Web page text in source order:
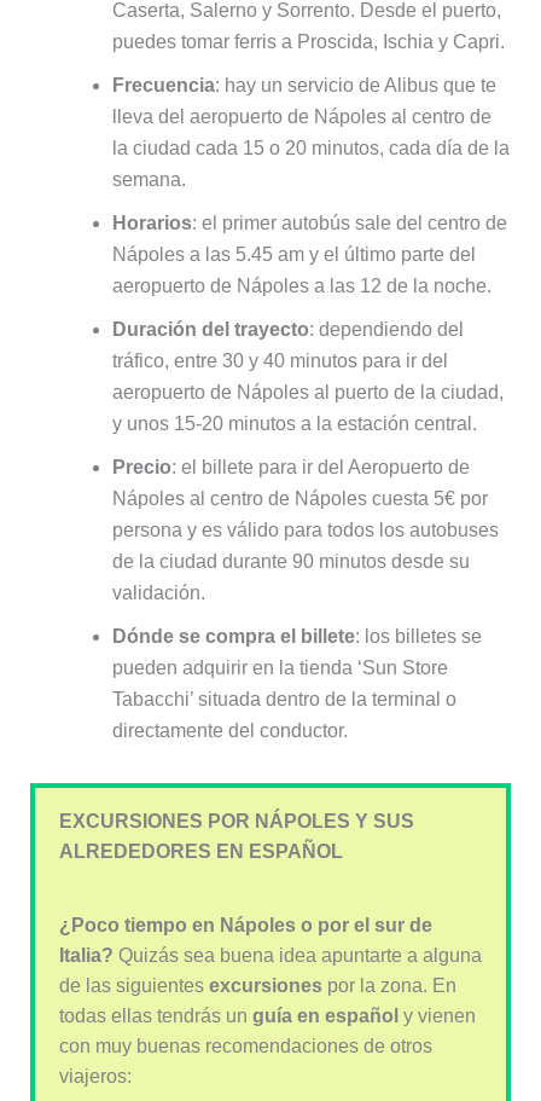
Caserta, Salerno y Sorrento. Desde el puerto,
puedes tomar ferris a Proscida, Ischia y Capri.
Frecuencia: hay un servicio de Alibus que te
lleva del aeropuerto de Nápoles al centro de
la ciudad cada 15 o 20 minutos, cada día de la
semana.
Horarios: el primer autobús sale del centro de
Nápoles a las 5.45 am y el último parte del
aeropuerto de Nápoles a las 12 de la noche.
Duración del trayecto: dependiendo del
tráfico, entre 30 y 40 minutos para ir del
aeropuerto de Nápoles al puerto de la ciudad,
y unos 15-20 minutos a la estación central.
Precio: el billete para ir del Aeropuerto de
Nápoles al centro de Nápoles cuesta 5€ por
persona y es válido para todos los autobuses
de la ciudad durante 90 minutos desde su
validación.
Dónde se compra el billete: los billetes se
pueden adquirir en la tienda ‘Sun Store
Tabacchi’ situada dentro de la terminal o
directamente del conductor.
EXCURSIONES POR NÁPOLES Y SUS
ALREDEDORES EN ESPAÑOL
¿Poco tiempo en Nápoles o por el sur de
Italia? Quizás sea buena idea apuntarte a alguna
de las siguientes excursionespor la zona. En
todas ellas tendrás un guía en español y vienen
con muy buenas recomendaciones de otros
viajeros: